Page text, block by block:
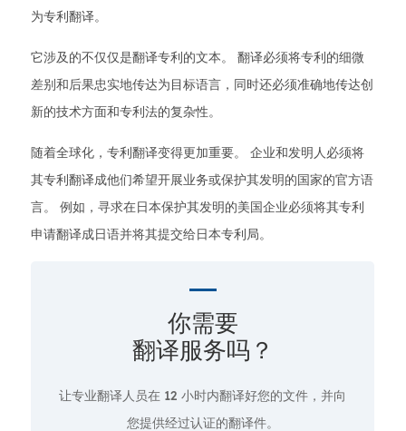
为专利翻译。
它涉及的不仅仅是翻译专利的文本。 翻译必须将专利的细微
差别和后果忠实地传达为目标语言，同时还必须准确地传达创
新的技术方面和专利法的复杂性。
随着全球化，专利翻译变得更加重要。 企业和发明人必须将
其专利翻译成他们希望开展业务或保护其发明的国家的官方语
言。 例如，寻求在日本保护其发明的美国企业必须将其专利
申请翻译成日语并将其提交给日本专利局。
你需要
翻译服务吗？
让专业翻译人员在 12 小时内翻译好您的文件，并向
您提供经过认证的翻译件。